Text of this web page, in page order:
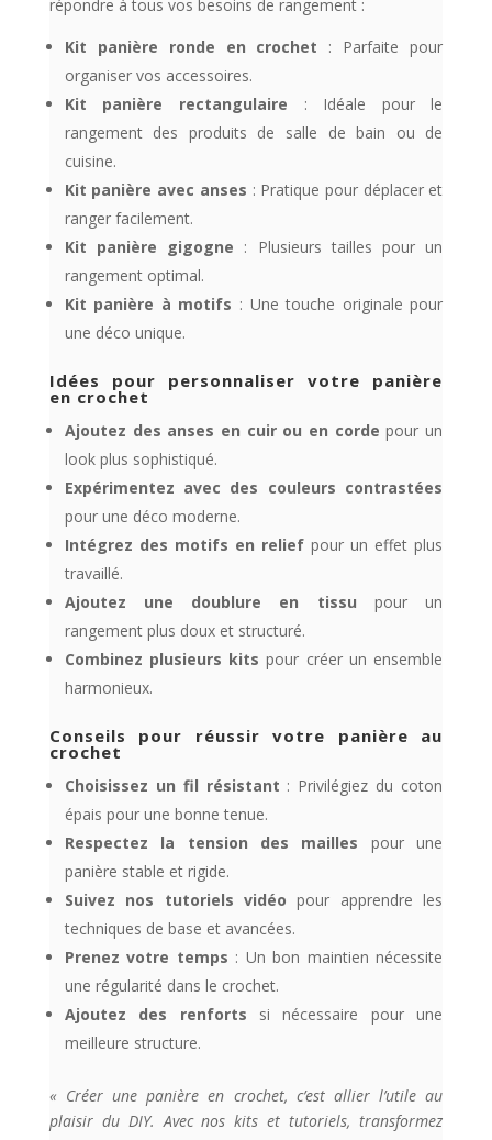
répondre à tous vos besoins de rangement :
Kit panière ronde en crochet : Parfaite pour
organiser vos accessoires.
Kit panière rectangulaire : Idéale pour le
rangement des produits de salle de bain ou de
cuisine.
Kit panière avec anses : Pratique pour déplacer et
ranger facilement.
Kit panière gigogne : Plusieurs tailles pour un
rangement optimal.
Kit panière à motifs : Une touche originale pour
une déco unique.
Idées pour personnaliser votre panière
en crochet
Ajoutez des anses en cuir ou en corde pour un
look plus sophistiqué.
Expérimentez avec des couleurs contrastées
pour une déco moderne.
Intégrez des motifs en relief pour un effet plus
travaillé.
Ajoutez une doublure en tissu pour un
rangement plus doux et structuré.
Combinez plusieurs kits pour créer un ensemble
harmonieux.
Conseils pour réussir votre panière au
crochet
Choisissez un fil résistant : Privilégiez du coton
épais pour une bonne tenue.
Respectez la tension des mailles pour une
panière stable et rigide.
Suivez nos tutoriels vidéo pour apprendre les
techniques de base et avancées.
Prenez votre temps : Un bon maintien nécessite
une régularité dans le crochet.
Ajoutez des renforts si nécessaire pour une
meilleure structure.
« Créer une panière en crochet, c’est allier l’utile au
plaisir du DIY. Avec nos kits et tutoriels, transformez